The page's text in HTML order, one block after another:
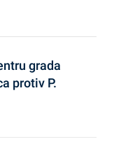
grada
protiv P.